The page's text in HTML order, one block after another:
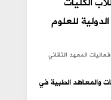
للعلوم
فعاليات المعهد التقاني
والمعاهد الطبية في